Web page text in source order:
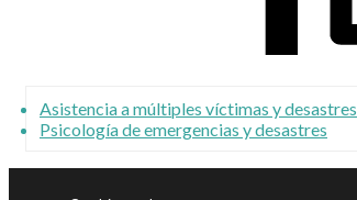
Asistencia a múltiples víctimas y desastres
Psicología de emergencias y desastres